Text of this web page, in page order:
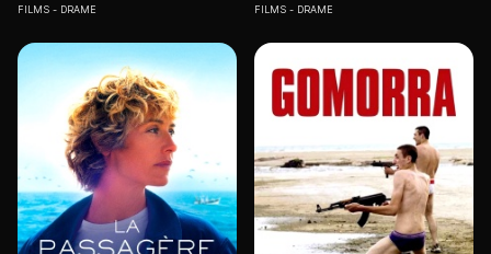
FILMS DRAME FILMS DRAME